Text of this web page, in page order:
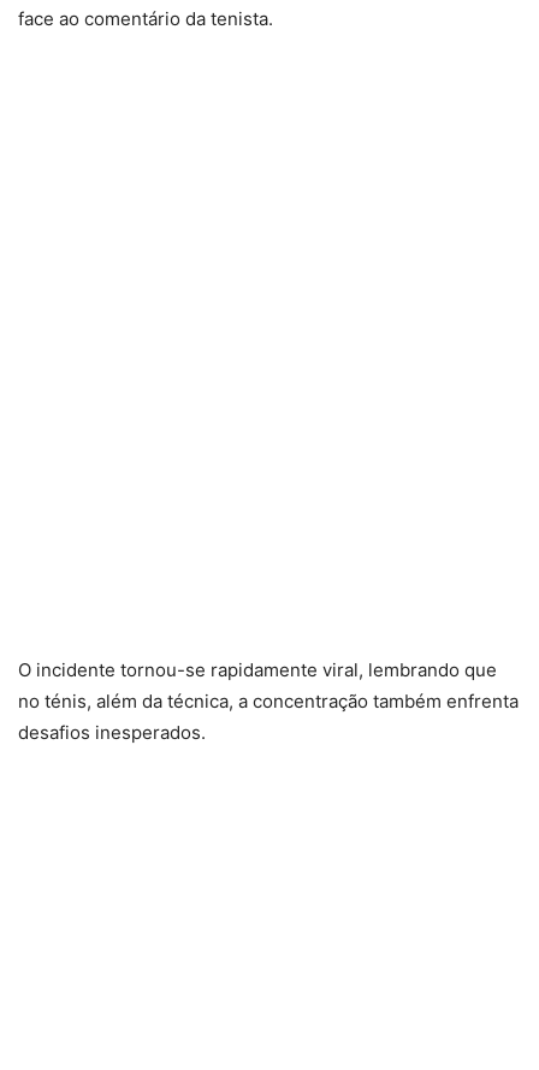
face ao comentário da tenista.
O incidente tornou-se rapidamente viral, lembrando que
no ténis, além da técnica, a concentração também enfrenta
desafios inesperados.